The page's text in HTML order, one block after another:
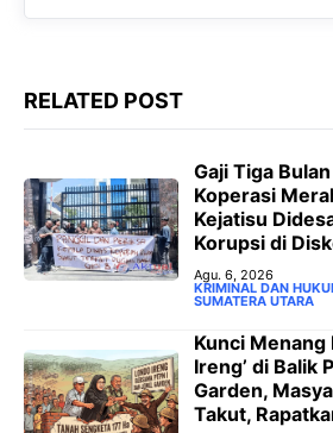
RELATED POST
‎Gaji Tiga
Koperasi
Kejatisu
Korupsi di
Agu. 6, 2026
KRIMINAL DAN
SUMATERA UTARA
‎Kunci Menang
Ireng’ di Balik
Garden,
Takut,